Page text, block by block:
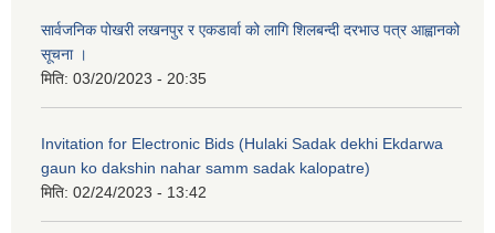
सार्वजनिक पोखरी लखनपुर र एकडार्वा को लागि शिलबन्दी दरभाउ पत्र आह्वानको
सूचना ।
मिति: 03/20/2023 - 20:35
Invitation for Electronic Bids (Hulaki Sadak dekhi Ekdarwa
gaun ko dakshin nahar samm sadak kalopatre)
मिति: 02/24/2023 - 13:42